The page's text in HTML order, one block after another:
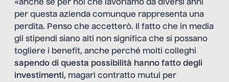
«anche se per noi che lavoriamo da diversi anni
per questa azienda comunque rappresenta una
perdita. Penso che accetterò. Il fatto che in media
gli stipendi siano alti non significa che si possano
togliere i benefit, anche perché molti colleghi
sapendo di questa possibilità hanno fatto degli
investimenti, magari contratto mutui per